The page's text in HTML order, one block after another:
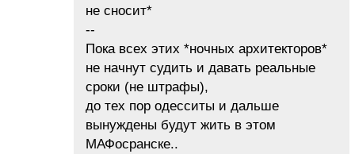
не сносит*
--
Пока всех этих *ночных архитекторов*
не начнут судить и давать реальные
сроки (не штрафы),
до тех пор одесситы и дальше
вынуждены будут жить в этом
МАФосранске..